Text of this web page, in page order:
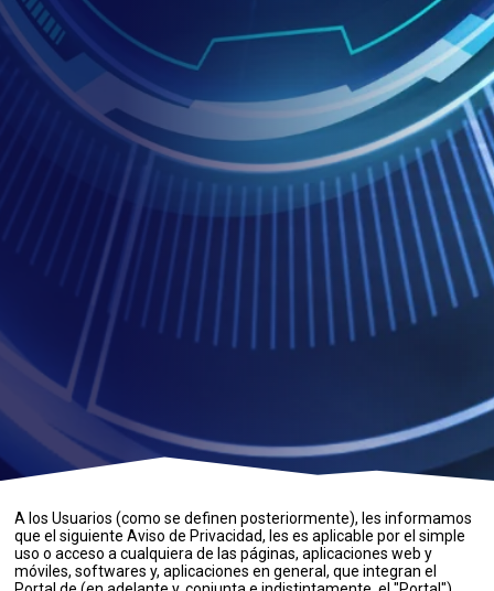
A los Usuarios (como se definen posteriormente), les informamos
que el siguiente Aviso de Privacidad, les es aplicable por el simple
uso o acceso a cualquiera de las páginas, aplicaciones web y
móviles, softwares y, aplicaciones en general, que integran el